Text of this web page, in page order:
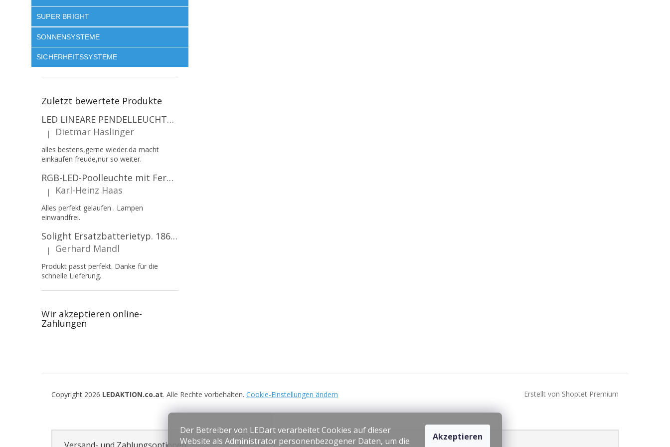
Der Betreiber von LEDart verarbeitet Cookies auf dieser
Website als Administrator personenbezogener Daten, um die
Akzeptieren
SUPER BRIGHT
SONNENSYSTEME
SICHERHEITSSYSTEME
Zuletzt bewertete Produkte
LED LINEARE PENDELLEUCHTE EXECULINE 120CM, 30W, 3750LM, 96°, 4000K, IP20, WEISS [207806]
Die Produktbewertung beträgt 5 von 5 Sternen.
| Dietmar Haslinger
alles bestens,gerne wieder.da macht
einkaufen freude,nur so weiter.
RGB-LED-Poolleuchte mit Fernbedienung, 12W, 1260lm, PAR56, 12V, 1+1 gratis!
Die Produktbewertung beträgt 5 von 5 Sternen.
| Karl-Heinz Haas
Alles perfekt gelaufen . Lampen
einwandfrei.
Solight Ersatzbatterietyp. 18650, 3,7 V, Li-Ion, 2200 mAh [WN900]
Die Produktbewertung beträgt 5 von 5 Sternen.
| Gerhard Mandl
Produkt passt perfekt. Danke für die
schnelle Lieferung.
Wir akzeptieren online-
Zahlungen
Erstellt von Shoptet Premium
Copyright 2026 LEDAKTION.co.at. Alle Rechte vorbehalten. Cookie-Einstellungen ändern
Versand- und Zahlungsoptionen